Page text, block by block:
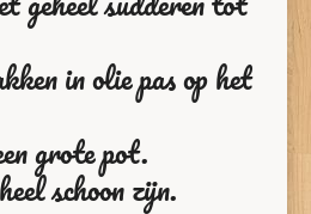
in olie pas op het
grote pot.
schoon zijn.